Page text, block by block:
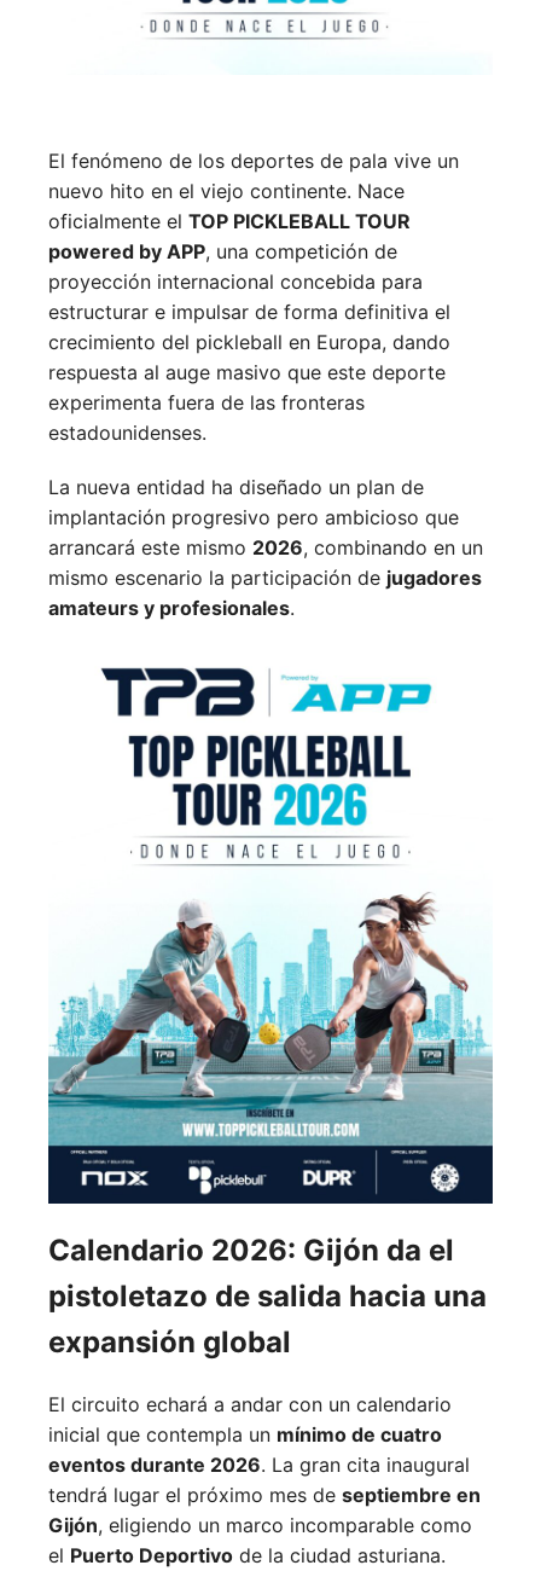
El fenómeno de los deportes de pala vive un
nuevo hito en el viejo continente. Nace
oficialmente el TOP PICKLEBALL TOUR
powered by APP, una competición de
proyección internacional concebida para
estructurar e impulsar de forma definitiva el
crecimiento del pickleball en Europa, dando
respuesta al auge masivo que este deporte
experimenta fuera de las fronteras
estadounidenses.
La nueva entidad ha diseñado un plan de
implantación progresivo pero ambicioso que
arrancará este mismo 2026, combinando en un
mismo escenario la participación de jugadores
amateurs y profesionales.
Calendario 2026: Gijón da el
pistoletazo de salida hacia una
expansión global
El circuito echará a andar con un calendario
inicial que contempla un mínimo de cuatro
eventos durante 2026. La gran cita inaugural
tendrá lugar el próximo mes de septiembre en
Gijón, eligiendo un marco incomparable como
el Puerto Deportivo de la ciudad asturiana.